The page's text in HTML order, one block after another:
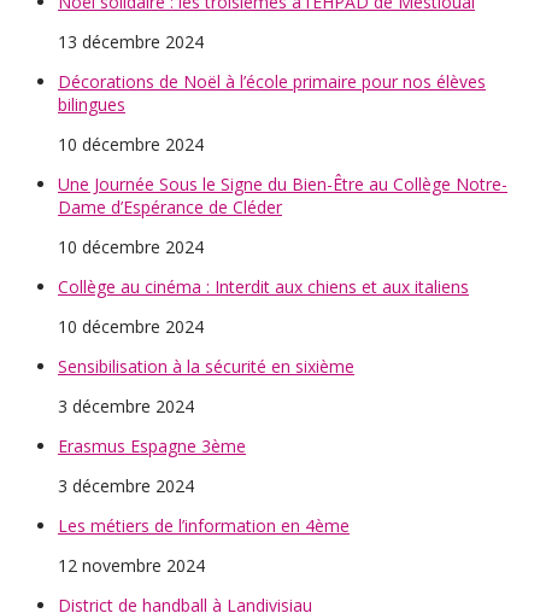
13 décembre 2024
Décorations de Noël à l’école primaire pour nos élèves
bilingues
10 décembre 2024
Une Journée Sous le Signe du Bien-Être au Collège Notre-
Dame d’Espérance de Cléder
10 décembre 2024
Collège au cinéma : Interdit aux chiens et aux italiens
10 décembre 2024
Sensibilisation à la sécurité en sixième
3 décembre 2024
Erasmus Espagne 3ème
3 décembre 2024
Les métiers de l’information en 4ème
12 novembre 2024
District de handball à Landivisiau